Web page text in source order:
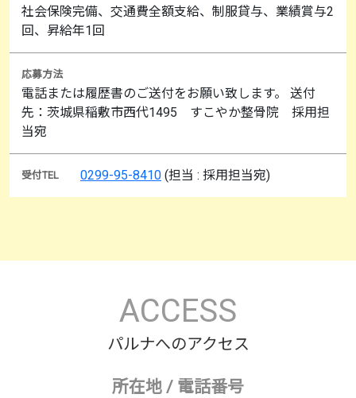
社会保険完備、交通費全額支給、制服貸与、業績賞与2
回、昇給年1回
応募方法
電話または履歴書のご送付をお願い致します。 送付
先：茨城県稲敷市西代1495 すこやか整骨院 採用担
当宛
受付TEL 0299-95-8410 (担当 : 採用担当宛)
ACCESS
パルナへのアクセス
所在地 / 電話番号